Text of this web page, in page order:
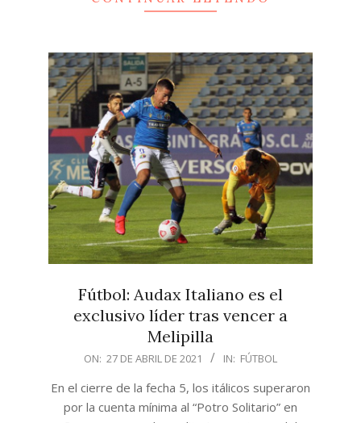
Fútbol: Audax Italiano es el
exclusivo líder tras vencer a
Melipilla
27
ON: 27 DE ABRIL DE 2021 IN: FÚTBOL
En el cierre de la fecha 5, los itálicos superaron
por la cuenta mínima al “Potro Solitario” en